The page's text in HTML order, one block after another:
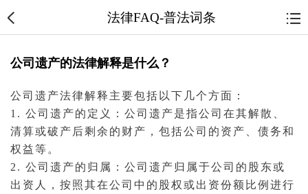
法律FAQ-普法词条
公司遗产的法律解释是什么？
公司遗产法律解释主要包括以下几个方面：
1. 公司遗产的定义：公司遗产是指公司在其解散、
清算或破产 后剩余的财产，包括公司的资产、债务和
权益等。
2. 公司遗产的归属：公司遗产归属于公司的 股东或
出资人，按照其在公司中的股权或出资份额比例进行